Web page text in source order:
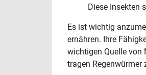
Diese Insekten
Es ist wichtig
ernähren. Ihre
wichtigen Quelle von
tragen